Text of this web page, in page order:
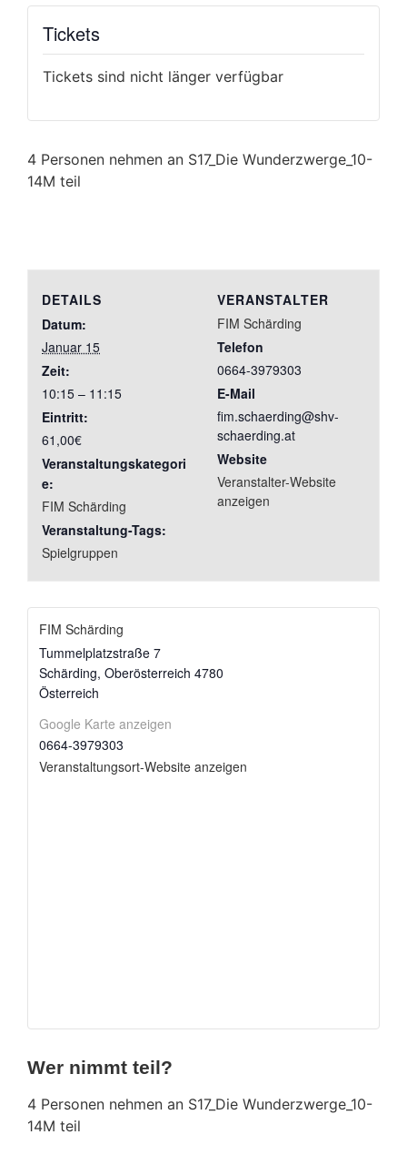
Tickets
Tickets sind nicht länger verfügbar
4 Personen nehmen an S17_Die Wunderzwerge_10-
14M teil
DETAILS
Datum:
Januar 15
Zeit:
10:15 – 11:15
Eintritt:
61,00€
Veranstaltungskategori
e:
FIM Schärding
Veranstaltung-Tags:
Spielgruppen
VERANSTALTER
FIM Schärding
Telefon
0664-3979303
E-Mail
fim.schaerding@shv-
schaerding.at
Website
Veranstalter-Website
anzeigen
FIM Schärding
Tummelplatzstraße 7
Schärding, Oberösterreich 4780
Österreich
Google Karte anzeigen
0664-3979303
Veranstaltungsort-Website anzeigen
Wer nimmt teil?
4 Personen nehmen an S17_Die Wunderzwerge_10-
14M teil